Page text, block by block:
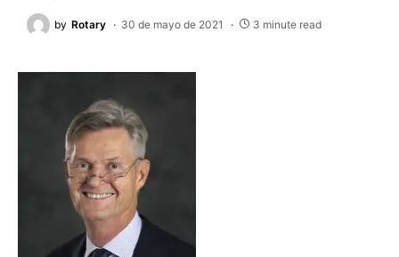
by Rotary 30 de mayo de 2021 3 minute read